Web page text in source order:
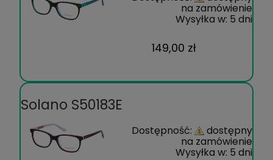
na zamówienie
Wysyłka w: 5 dni
149,00 zł
Solano S50183E
Dostępność: dostępny
na zamówienie
Wysyłka w: 5 dni